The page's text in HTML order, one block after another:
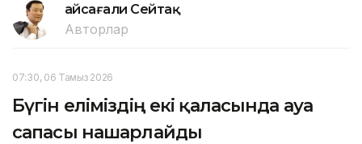
Ғайсағали Сейтақ
Авторлар
07:30, 06 Тамыз 2026
Бүгін еліміздің екі қаласында ауа
сапасы нашарлайды